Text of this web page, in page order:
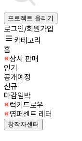
프로젝트 올리기
로그인/회원가입
카테고리
홈
상시 판매
인기
공개예정
신규
마감임박
럭키드로우
영퍼센트 레터
창작자센터